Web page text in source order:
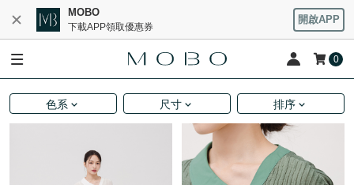
MOBO
下載APP領取優惠券
開啟APP
0
色系 尺寸 排序